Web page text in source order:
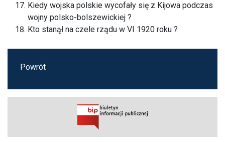
Kiedy wojska polskie wycofały się z Kijowa podczas
wojny polsko-bolszewickiej ?
Kto stanął na czele rządu w VI 1920 roku ?
Powrót